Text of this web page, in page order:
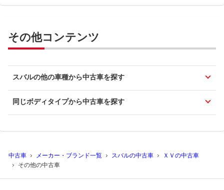
その他コンテンツ
スバルの他の車種から中古車を探す
同じボディタイプから中古車を探す
中古車 メーカー・ブランド一覧 スバルの中古車
ＸＶの中古車
その他の中古車